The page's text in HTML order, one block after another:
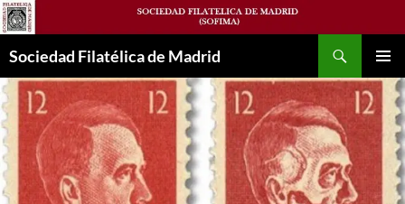
Saltar
al
contenido
Sociedad Filatélica de Madrid
MENÚ